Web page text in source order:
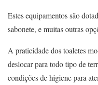
Estes equipamentos são
sabonete, e muitas outras
A praticidade dos toaletes
deslocar para todo tipo de
condições de higiene para